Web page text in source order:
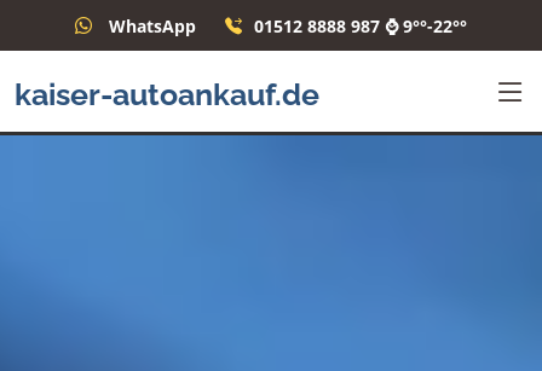
WhatsApp 01512 8888 987 ⌚ 9°°-22°°
kaiser-autoankauf.de